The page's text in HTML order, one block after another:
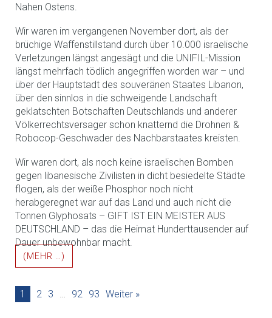
Nahen Ostens.
Wir waren im vergangenen November dort, als der
brüchige Waffenstillstand durch über 10.000 israelische
Verletzungen längst angesägt und die UNIFIL-Mission
längst mehrfach tödlich angegriffen worden war – und
über der Hauptstadt des souveränen Staates Libanon,
über den sinnlos in die schweigende Landschaft
geklatschten Botschaften Deutschlands und anderer
Völkerrechtsversager schon knatternd die Drohnen &
Robocop-Geschwader des Nachbarstaates kreisten.
Wir waren dort, als noch keine israelischen Bomben
gegen libanesische Zivilisten in dicht besiedelte Städte
flogen, als der weiße Phosphor noch nicht
herabgeregnet war auf das Land und auch nicht die
Tonnen Glyphosats – GIFT IST EIN MEISTER AUS
DEUTSCHLAND – das die Heimat Hunderttausender auf
Dauer unbewohnbar macht.
(MEHR …)
1 2 3 … 92 93 Weiter »